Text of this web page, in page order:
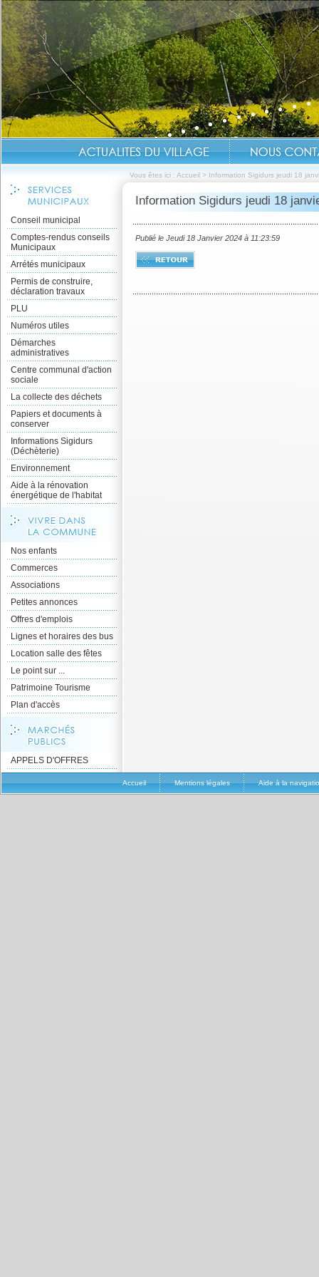
Vous êtes ici : Accueil > Information Sigidurs jeudi 18
Conseil municipal
Comptes-rendus conseils
Municipaux
Arrétés municipaux
Permis de construire,
déclaration travaux
PLU
Numéros utiles
Démarches
administratives
Centre communal d'action
sociale
La collecte des déchets
Papiers et documents à
conserver
Informations Sigidurs
(Déchèterie)
Environnement
Aide à la rénovation
énergétique de l'habitat
Nos enfants
Commerces
Associations
Petites annonces
Offres d'emplois
Lignes et horaires des bus
Location salle des fêtes
Le point sur ...
Patrimoine Tourisme
Plan d'accès
APPELS D'OFFRES
Information Sigidurs jeudi 18
Publié le Jeudi 18 Janvier 2024 à 11:23:59
Accueil Mentions légales Aide à la